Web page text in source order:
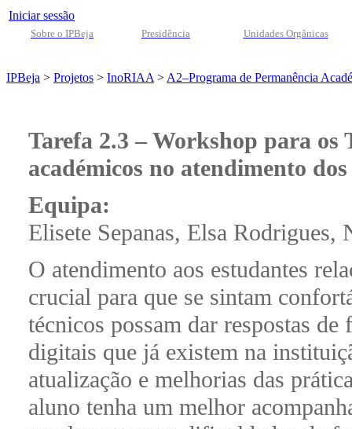
Iniciar sessão
Sobre o IPBeja Presidência Unidades Orgânicas
IPBeja > Projetos > InoRIAA > A2–Programa de Permanência
Tarefa 2.3 – Workshop para os
académicos no atendimento
Equipa:
Elisete Sepanas, Elsa Rodrigues,
O atendimento aos estudantes
crucial para que se sintam
técnicos possam dar respostas
digitais que já existem na
atualização e melhorias das
aluno tenha um melhor